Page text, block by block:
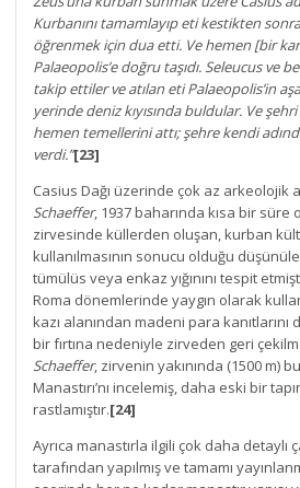
Kurbanını tamamlayıp eti kestikten
öğrenmek için dua etti. Ve hemen [bir
Palaeopolis’e doğru taşıdı. Seleucus ve
takip ettiler ve atılan eti Palaeopolis’in
yerinde deniz kıyısında buldular. Ve
hemen temellerini attı; şehre kendi
verdi.”[23]
Casius Dağı üzerinde çok az arkeolojik
Schaeffer, 1937 baharında kısa bir süre
zirvesinde küllerden oluşan, kurban
kullanılmasının sonucu olduğu
tümülüs veya enkaz yığınını tespit
Roma dönemlerinde yaygın olarak
kazı alanından madeni para
bir fırtına nedeniyle zirveden geri
Schaeffer, zirvenin yakınında (1500 m)
Manastırı’nı incelemiş, daha eski bir
rastlamıştır.[24]
Ayrıca manastırla ilgili çok daha detaylı
tarafından yapılmış ve tamamı